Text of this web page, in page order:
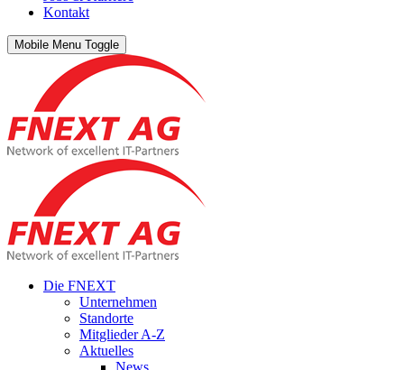
Kontakt
Mobile Menu Toggle
Die FNEXT
Unternehmen
Standorte
Mitglieder A-Z
Aktuelles
News